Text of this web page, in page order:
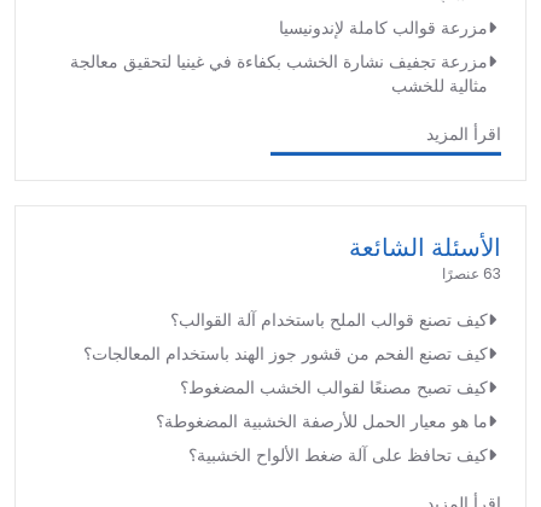
مزرعة قوالب كاملة لإندونيسيا
مزرعة تجفيف نشارة الخشب بكفاءة في غينيا لتحقيق معالجة
مثالية للخشب
اقرأ المزيد
الأسئلة الشائعة
63 عنصرًا
كيف تصنع قوالب الملح باستخدام آلة القوالب؟
كيف تصنع الفحم من قشور جوز الهند باستخدام المعالجات؟
كيف تصبح مصنعًا لقوالب الخشب المضغوط؟
ما هو معيار الحمل للأرصفة الخشبية المضغوطة؟
كيف تحافظ على آلة ضغط الألواح الخشبية؟